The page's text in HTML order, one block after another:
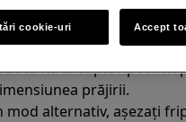
uscat.
un mic cositor sau
la cuptor potrivit
prăjirii.
mod alternativ, așezați
cookie-uri Accept